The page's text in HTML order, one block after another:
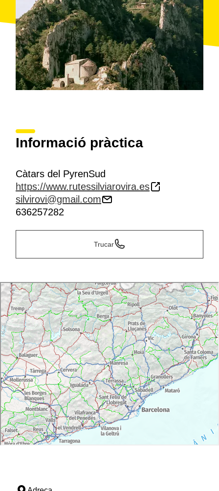
Informació pràctica
Càtars del PyrenSud
https://www.rutessilviarovira.es
silvirovi@gmail.com
636257282
Trucar